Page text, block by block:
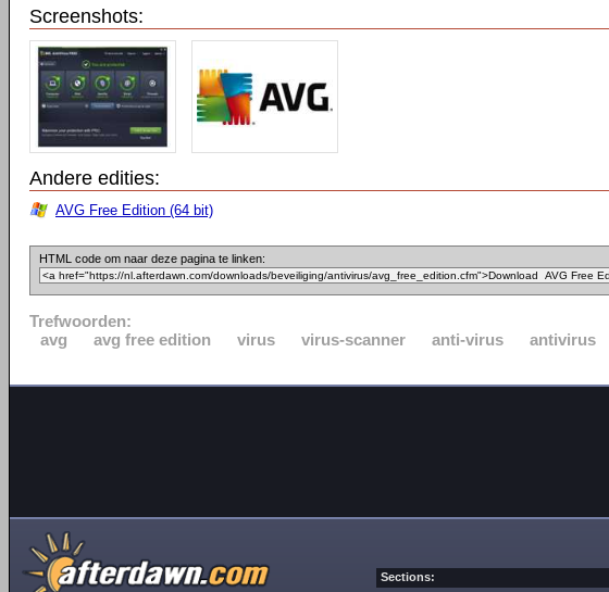
Screenshots:
Andere edities:
AVG Free Edition (64 bit)
HTML code om naar deze pagina te linken:
Trefwoorden:
avg
avg free edition virus virus-scanner anti-virus antivirus
Sections: